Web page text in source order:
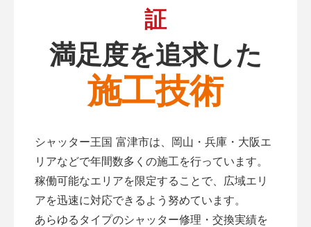
証
満足度を追求した
施工技術
シャッター王国 富津市は、岡山・兵庫・大阪エ
リアなどで年間数多くの施工を行っています。
稼働可能なエリアを限定することで、広域エリ
アを迅速に対応できるよう努めています。
あらゆるタイプのシャッター修理・交換実績を